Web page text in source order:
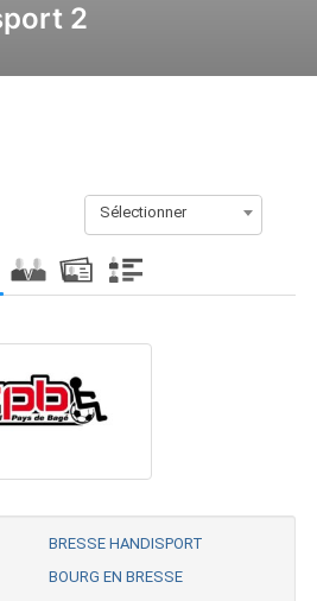
2
Sélectionner
BRESSE HANDISPORT
BOURG EN BRESSE